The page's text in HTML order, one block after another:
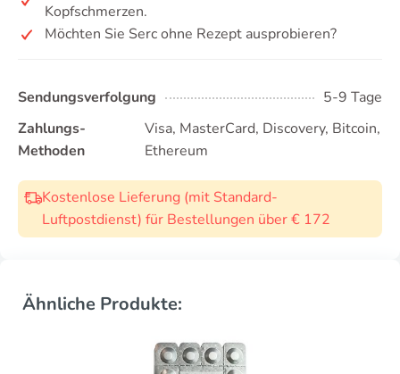
Kopfschmerzen.
Möchten Sie Serc ohne Rezept ausprobieren?
Sendungsverfolgung
5-9 Tage
Zahlungs-
Methoden
Visa, MasterCard, Discovery, Bitcoin,
Ethereum
Kostenlose Lieferung (mit Standard-
Luftpostdienst) für Bestellungen über € 172
Ähnliche Produkte: